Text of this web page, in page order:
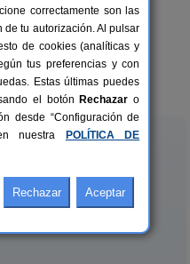
2-3+1 pers.
desde25 €
correctamente son las
de tu autorización. Al pulsar
de cookies (analíticas y
tus preferencias y con
Estas últimas puedes
el botón Rechazar o
desde “Configuración de
nuestra
POLÍTICA DE